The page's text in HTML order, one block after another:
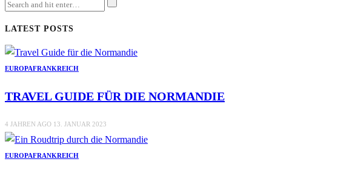
LATEST POSTS
EUROPAFRANKREICH
TRAVEL GUIDE FÜR DIE NORMANDIE
4 JAHREN AGO 13. JANUAR 2023
EUROPAFRANKREICH